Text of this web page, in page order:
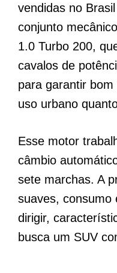
vendidas no
conjunto
1.0 Turbo 200,
cavalos de
para garantir
uso urbano
Esse motor
câmbio
sete marchas. A
suaves, consumo
dirigir,
busca um SUV